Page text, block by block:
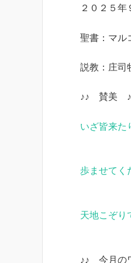
２０２５
聖書：マ
説教：庄司
♪♪ 賛美
いざ皆来
歩ませて
天地こぞ
♪♪ 今月の